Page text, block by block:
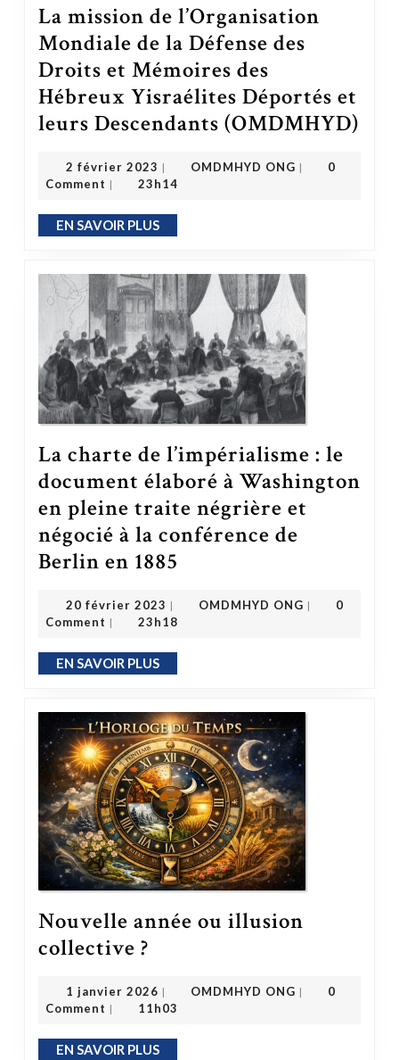
La mission de l’Organisation
Mondiale de la Défense des
Droits et Mémoires des
Hébreux Yisraélites Déportés et
leurs Descendants (OMDMHYD)
2 février 2023 | OMDMHYD ONG |
0
Comment | 23h14
EN SAVOIR PLUSEN SAVOIR PLUS
La charte de l’impérialisme : le
document élaboré à Washington
en pleine traite négrière et
négocié à la conférence de
Berlin en 1885
20 février 2023 20 février 2023
| OMDMHYD ONG |
0
Comment | 23h18
EN SAVOIR PLUSEN SAVOIR PLUS
Nouvelle année ou illusion
collective ?
1 janvier 2026 1 janvier 2026
| OMDMHYD ONG |
0
Comment | 11h03
EN SAVOIR PLUSEN SAVOIR PLUS